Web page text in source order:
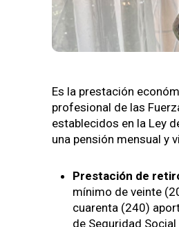
Es la prestación
profesional de las
establecidos en la Ley
una pensión mensual y
Prestación de
mínimo de veinte
cuarenta (240)
de Seguridad